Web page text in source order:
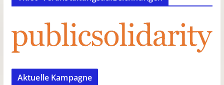
Aktuelle Kampagne